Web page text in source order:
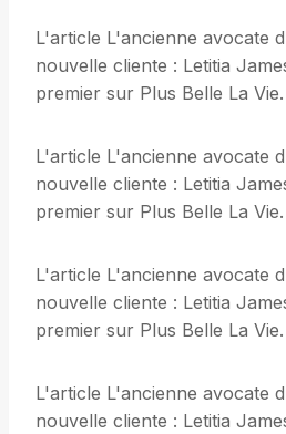
L'article L'ancienne avocate
nouvelle cliente : Letitia
premier sur Plus Belle La Vie.
L'article L'ancienne avocate
nouvelle cliente : Letitia
premier sur Plus Belle La Vie.
L'article L'ancienne avocate
nouvelle cliente : Letitia
premier sur Plus Belle La Vie.
L'article L'ancienne avocate
nouvelle cliente : Letitia